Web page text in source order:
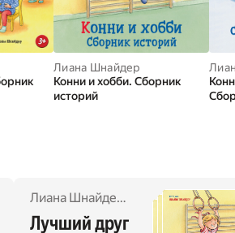
Лиана Шнайдер
Конни и хобби. Сборник
историй
,Марк Руэда,Янина Гёрриссен
Лиана Шнайдер, Юлия Бёме,
Лучший друг